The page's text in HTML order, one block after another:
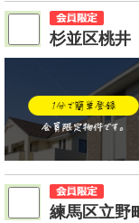
杉並区桃井
練馬区立野町